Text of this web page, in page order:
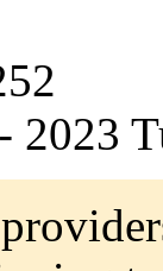
2023